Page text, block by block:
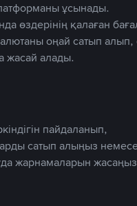
ұсынады.
өздерінің қалаған
оңай сатып алып,
жасай алады.
пайдаланып,
сатып алыңыз
жарнамаларын